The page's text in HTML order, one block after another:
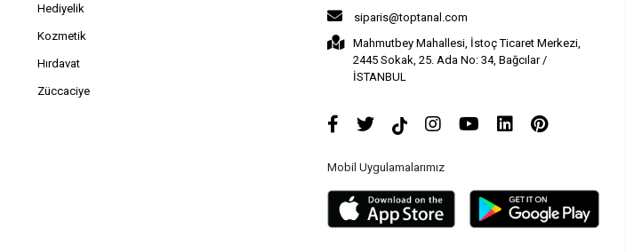
Hediyelik
Kozmetik
Hırdavat
Züccaciye
siparis@toptanal.com
Mahmutbey Mahallesi, İstoç Ticaret Merkezi,
2445 Sokak, 25. Ada No: 34, Bağcılar /
İSTANBUL
Mobil Uygulamalarımız